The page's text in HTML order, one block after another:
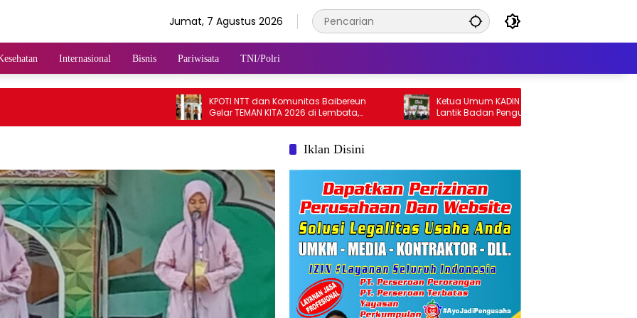
Jumat, 7 Agustus 2026
Internasional Bisnis Pariwisata TNI/Polri
KPOTI NTT dan Komunitas Baibereun
Gelar TEMAN KITA 2026 di Lembata,
Hidupkan Kembali Permainan
Ketua Umum KADIN NTT Bobby Lianto
Lantik Badan Pengurus KADIN Lembata
Iklan Disini